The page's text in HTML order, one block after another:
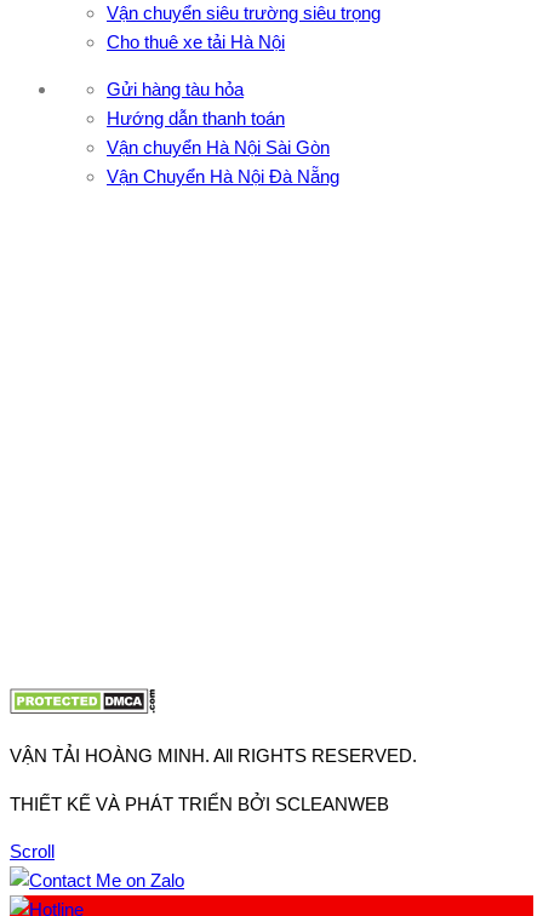
Vận chuyển siêu trường siêu trọng
Cho thuê xe tải Hà Nội
Gửi hàng tàu hỏa
Hướng dẫn thanh toán
Vận chuyển Hà Nội Sài Gòn
Vận Chuyển Hà Nội Đà Nẵng
VẬN TẢI HOÀNG MINH. All RIGHTS RESERVED.
THIẾT KẾ VÀ PHÁT TRIỂN BỞI SCLEANWEB
Scroll